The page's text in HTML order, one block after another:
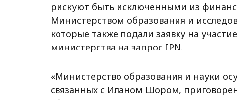
рискуют быть исключенными из
Министерством образования и
которые также подали заявку на
министерства на запрос IPN.
«Министерство образования и науки
связанных с Иланом Шором,